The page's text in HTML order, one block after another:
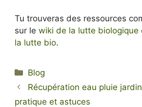
Tu trouveras des ressources
sur le wiki de la lutte biologique
la lutte bio.
Catégories
Blog
Récupération eau pluie
pratique et astuces